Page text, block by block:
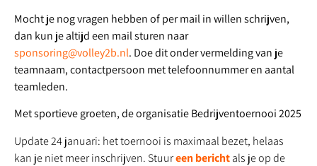
Mocht je nog vragen hebben of per mail in willen schrijven,
dan kun je altijd een mail sturen naar
sponsoring@volley2b.nl. Doe dit onder vermelding van je
teamnaam, contactpersoon met telefoonnummer en aantal
teamleden.
Met sportieve groeten, de organisatie Bedrijventoernooi 2025
Update 24 januari: het toernooi is maximaal bezet, helaas
kan je niet meer inschrijven. Stuureen berichtals je op de